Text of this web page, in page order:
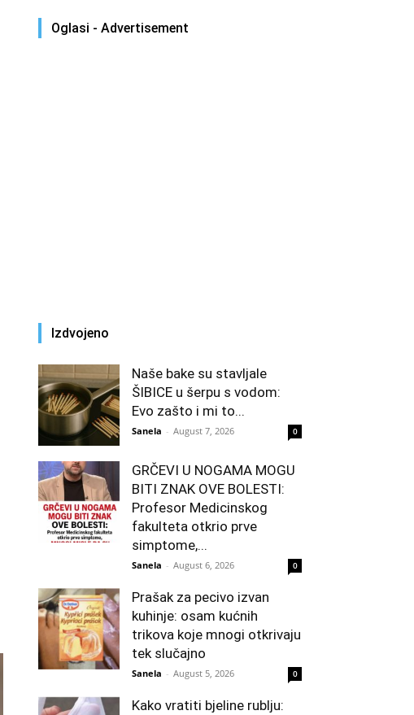
Oglasi - Advertisement
Izdvojeno
Naše bake su stavljale
ŠIBICE u šerpu s vodom:
Evo zašto i mi to...
Sanela - August 7, 2026 0
GRČEVI U NOGAMA MOGU
BITI ZNAK OVE BOLESTI:
Profesor Medicinskog
fakulteta otkrio prve
simptome,...
Sanela - August 6, 2026 0
Prašak za pecivo izvan
kuhinje: osam kućnih
trikova koje mnogi otkrivaju
tek slučajno
Sanela - August 5, 2026 0
Kako vratiti bjeline rublju: